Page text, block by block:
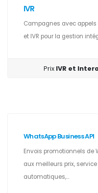
IVR
Campagnes avec
et IVR pour la gestion
Prix IVR et
WhatsApp Business API
Envois promotionnels de
aux meilleurs prix,
automatiques,...